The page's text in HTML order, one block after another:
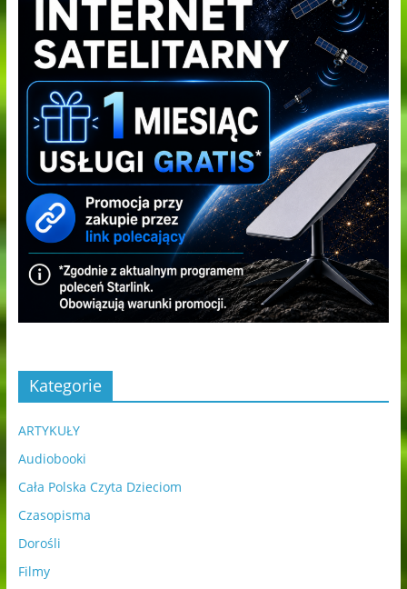
Kategorie
ARTYKUŁY
Audiobooki
Cała Polska Czyta Dzieciom
Czasopisma
Dorośli
Filmy